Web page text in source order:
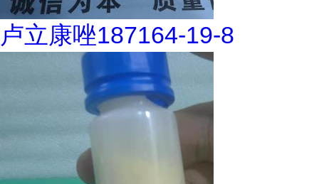
卢立康唑187164-19-8